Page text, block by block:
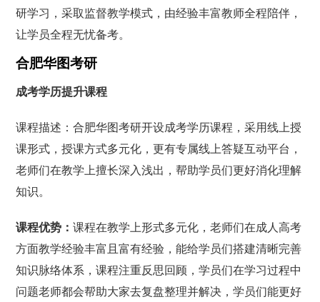
研学习，采取监督教学模式，由经验丰富教师全程陪伴，
让学员全程无忧备考。
合肥华图考研
成考学历提升课程
课程描述：合肥华图考研开设成考学历课程，采用线上授
课形式，授课方式多元化，更有专属线上答疑互动平台，
老师们在教学上擅长深入浅出，帮助学员们更好消化理解
知识。
课程优势：课程在教学上形式多元化，老师们在成人高考
方面教学经验丰富且富有经验，能给学员们搭建清晰完善
知识脉络体系，课程注重反思回顾，学员们在学习过程中
问题老师都会帮助大家去复盘整理并解决，学员们能更好